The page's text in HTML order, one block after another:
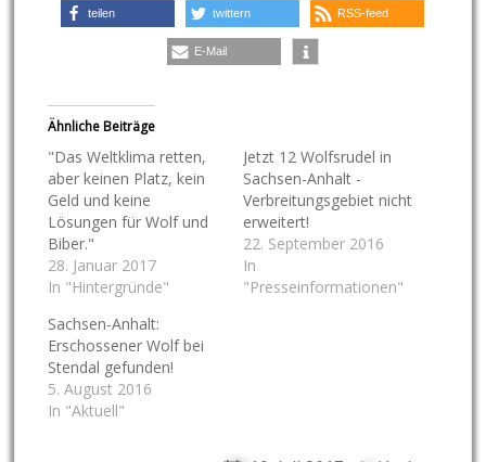
teilen twittern RSS-feed
E-Mail
Ähnliche Beiträge
"Das Weltklima retten,
aber keinen Platz, kein
Geld und keine
Lösungen für Wolf und
Biber."
28. Januar 2017
In "Hintergründe"
Jetzt 12 Wolfsrudel in
Sachsen-Anhalt -
Verbreitungsgebiet nicht
erweitert!
22. September 2016
In
"Presseinformationen"
Sachsen-Anhalt:
Erschossener Wolf bei
Stendal gefunden!
5. August 2016
In "Aktuell"